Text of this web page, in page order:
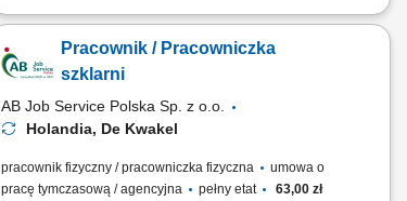
Zakres obowiązków ręczny zbiór jabłek i gruszek w sadach,
wstępna selekcja zebranych owoców, układanie owoców w
skrzynkach zgodnie z wytycznymi. Wymagania gotowość do
Pracownik / Pracowniczka
szklarni
AB Job Service Polska Sp. z o.o.
Holandia, De Kwakel
pracownik fizyczny / pracowniczka fizyczna
umowa o
pracę tymczasową / agencyjna
pełny etat
63,00 zł